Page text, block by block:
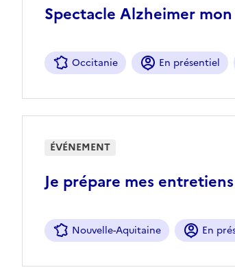
Spectacle Alzheimer
Occitanie En présentiel
Je prépare mes entretiens
ÉVÉNEMENT
Nouvelle-Aquitaine En